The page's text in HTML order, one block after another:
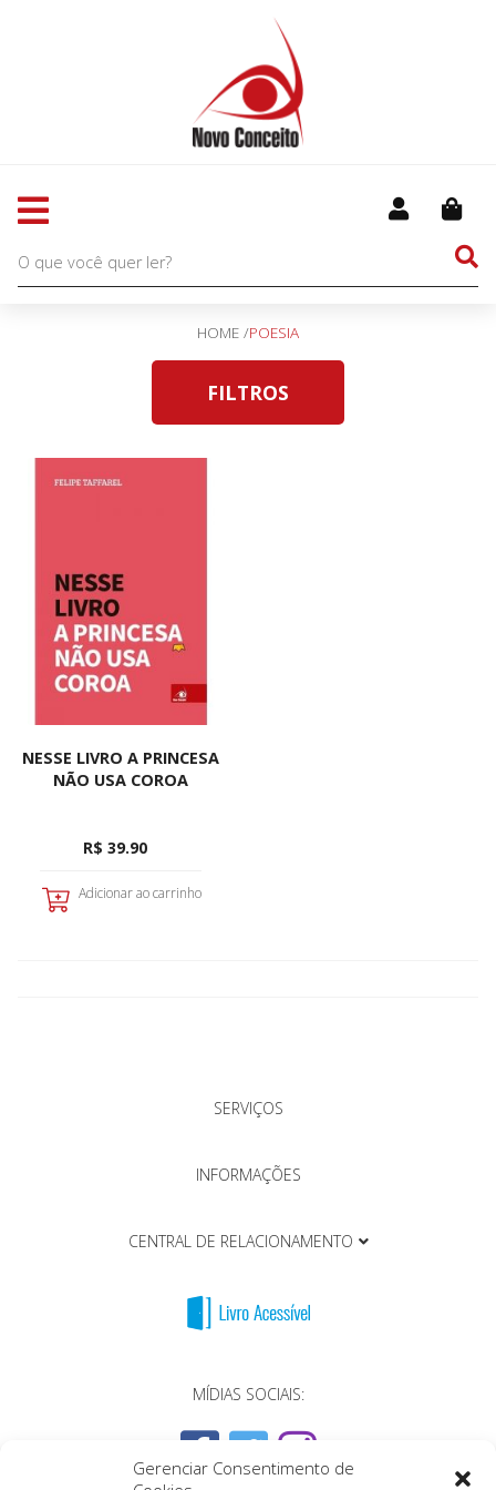
Gerenciar Consentimento de
HOME /POESIA
FILTROS
NESSE LIVRO A PRINCESA
NÃO USA COROA
R$ 39.90
Adicionar ao carrinho
SERVIÇOS
INFORMAÇÕES
CENTRAL DE RELACIONAMENTO
MÍDIAS SOCIAIS: